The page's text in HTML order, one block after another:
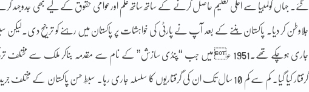
گئے۔ جہاں کولمبیا سے اعلی تعلیم حاصل کرنے کے ساتھ ساتھ علم اورعوامی حقوق کے لیے بھی
جلاوطن کر دیا۔ پاکستان بننے کے بعد آپ نے پارٹی کی خواہشات پر پاکستان میں رہنے کو ترجیح
جاری ہوچکے تھے۔1951 ء میں جب “پنڈی سازش” کے نام سے مقدمہ بناکر ملک سے مختلف
گرفتار کیا گیا۔ کم سے کم 10 سال تک ان کی گرفتاریوں کا سلسلہ جاری رہا۔ سبطِ حسن